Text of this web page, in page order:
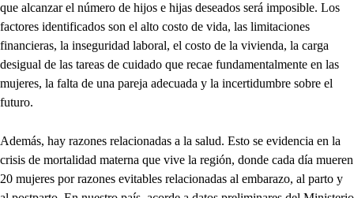
que alcanzar el número de hijos e hijas deseados será imposible. Los
factores identificados son el alto costo de vida, las limitaciones
financieras, la inseguridad laboral, el costo de la vivienda, la carga
desigual de las tareas de cuidado que recae fundamentalmente en las
mujeres, la falta de una pareja adecuada y la incertidumbre sobre el
futuro.
Además, hay razones relacionadas a la salud. Esto se evidencia en la
crisis de mortalidad materna que vive la región, donde cada día mueren
20 mujeres por razones evitables relacionadas al embarazo, al parto y